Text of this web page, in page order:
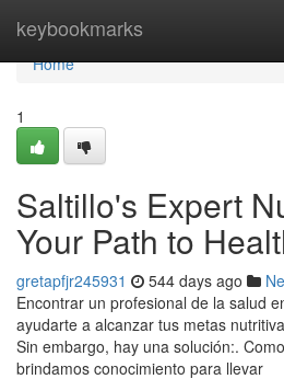
keybookmarks
Home
Home
1
Saltillo's Expert
Your Path to
gretapfjr245931 544 days ago
Encontrar un profesional de la salud
ayudarte a alcanzar tus metas
Sin embargo, hay una solución:.
brindamos conocimiento para llevar